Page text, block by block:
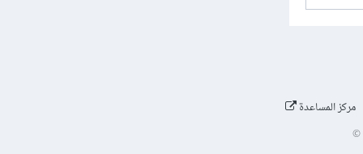
مركز المساعدة
©